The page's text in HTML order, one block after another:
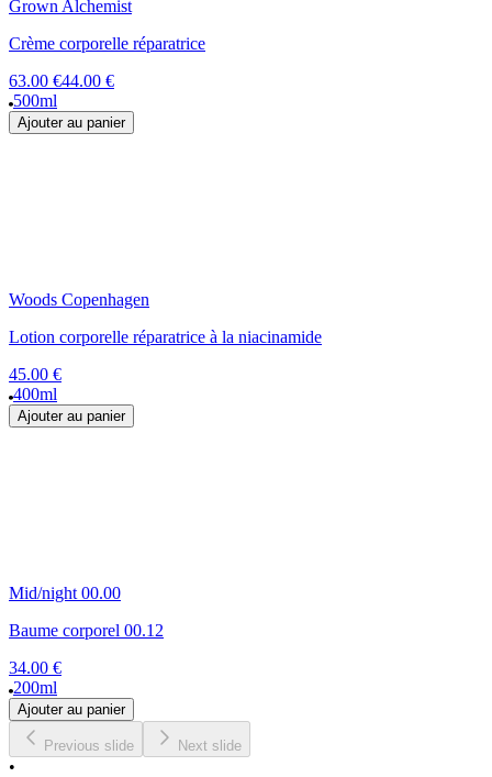
Grown Alchemist
Crème corporelle réparatrice
63.00 €44.00 €
500ml
Ajouter au panier
Woods Copenhagen
Lotion corporelle réparatrice à la niacinamide
45.00 €
400ml
Ajouter au panier
Mid/night 00.00
Baume corporel 00.12
34.00 €
200ml
Ajouter au panier
Previous slide Next slide
•